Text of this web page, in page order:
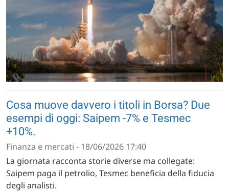
Cosa muove davvero i titoli in Borsa? Due
esempi di oggi: Saipem -7% e Tesmec
+10%.
Finanza e mercati - 18/06/2026 17:40
La giornata racconta storie diverse ma collegate:
Saipem paga il petrolio, Tesmec beneficia della fiducia
degli analisti.